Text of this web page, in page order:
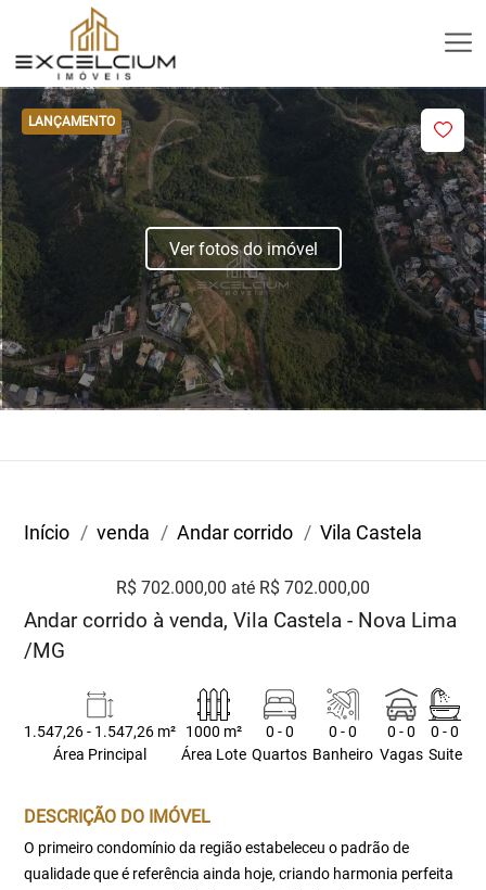
LANÇAMENTO
Ver fotos do imóvel
Início venda Andar corrido Vila Castela
R$ 702.000,00 até R$ 702.000,00
Andar corrido à venda, Vila Castela - Nova Lima
/MG
1.547,26 - 1.547,26 m²
Área Principal
1000 m²
Área Lote
0 - 0
Quartos
0 - 0
Banheiro
0 - 0
Vagas
0 - 0
Suite
DESCRIÇÃO DO IMÓVEL
O primeiro condomínio da região estabeleceu o padrão de
qualidade que é referência ainda hoje, criando harmonia perfeita